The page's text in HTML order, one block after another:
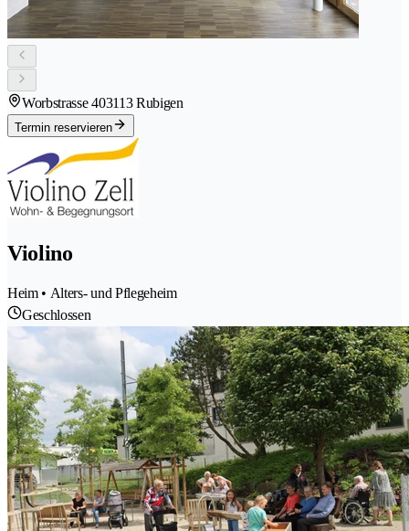
Worbstrasse 403113 Rubigen
Termin reservieren
Violino
Heim • Alters- und Pflegeheim
Geschlossen